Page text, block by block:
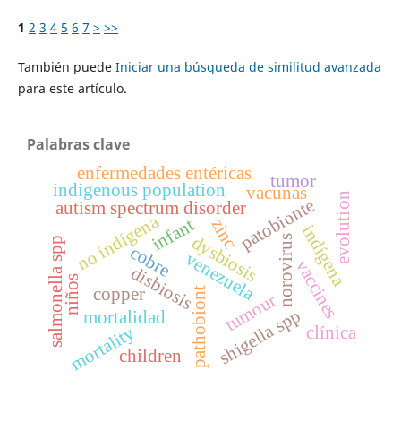
1 2 3 4 5 6 7 > >>
También puede Iniciar una búsqueda de similitud avanzada
para este artículo.
Palabras clave
cobre
zinc
disbiosis
patobionte
autism spectrum disorder
copper
dysbiosis
pathobiont
mortalidad
indígena
no indígena
niños venezuela
mortality
indigenous population
children
enfermedades entéricas
vacunas
norovirus
shigella spp
salmonella spp vaccines
tumor
tumour
infant
clínica
evolution